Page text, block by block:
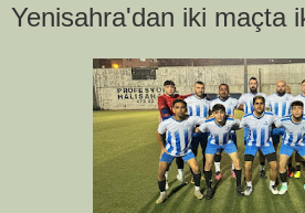
Yenisahra'dan iki maçta